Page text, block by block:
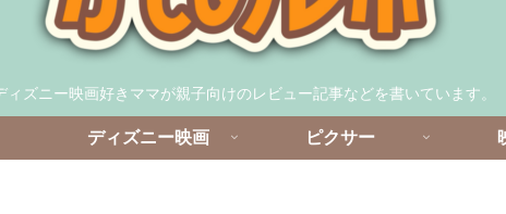
ィズニー映画好きママが親子向けのレビュー記事などを書いています。
ディズニー映画 ピクサー